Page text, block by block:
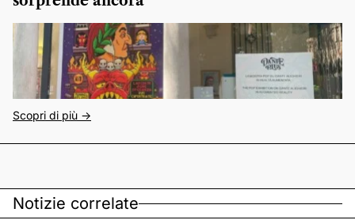
Scopri di più ->
Notizie correlate